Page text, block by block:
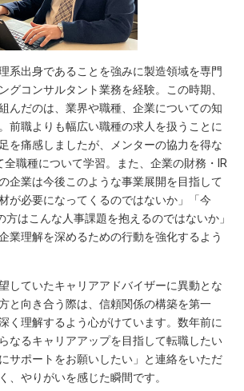
系出身であることを強みに製造領域を専門
グコンサルタント業務を経験。この時期、
んだのは、業界や職種、企業についての知
前職よりも幅広い職種の求人を扱うことに
を痛感しましたが、メンターの協力を得な
職種について学習。また、企業の財務・IR
企業は今後このような事業展開を目指して
が必要になってくるのではないか」「今
はこんな人事課題を抱えるのではないか」
業理解を深めるための行動を強化するよう
していたキャリアアドバイザーに異動とな
と向き合う際は、信頼関係の構築を第一
く理解するよう心がけています。数年前に
なるキャリアアップを目指して転職したい
サポートをお願いしたい」と連絡をいただ
、やりがいを感じた瞬間です。